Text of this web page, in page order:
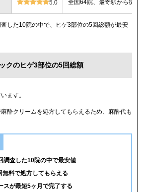
5.0 全国64院、最寄駅から徒歩
した10院の中で、ヒゲ3部位の5回総額が最安
クのヒゲ3部位の5回総額
12,000円
14,000円
16,800円(6回)
39,800円
ます。
酔クリームを処方してもらえるため、麻酔代も
調査した10院の中で最安値
無料で処方してもらえる
スが最短5ヶ月で完了する